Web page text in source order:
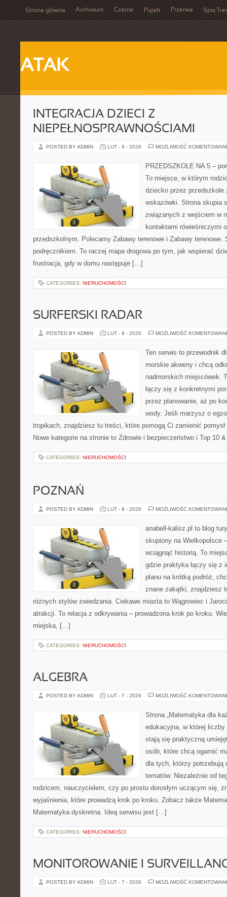
Strona główna Archiwum Czarne Piątek Przerwa Spis
ATAK
INTEGRACJA DZIECI Z
NIEPEŁNOSPRAWNOŚCIAMI
POSTED BY ADMIN LUT - 9 - 2026 MOŻLIWOŚĆ
PRZEDSZKOLE NA 5 –
To miejsce, w którym
dziecko przez przedszkole
wskazówki. Strona skupia
związanych z wejściem w
kontaktami rówieśniczymi
przedszkolnym. Polecamy Zabawy terenowe i Zabawy
podręcznikiem. To raczej mapa drogowa po tym, jak wspierać
frustracja, gdy w domu następuje […]
CATEGORIES: NIERUCHOMOŚCI
SURFERSKI RADAR
POSTED BY ADMIN LUT - 8 - 2026 MOŻLIWOŚĆ
Ten serwis to przewodnik
morskie akweny i chcą
nadmorskich miejscówek.
łączy się z konkretnymi
przez planowanie, aż po
wody. Jeśli marzysz o
tropikach, znajdziesz tu treści, które pomogą Ci zamienić
Nowe kategorie na stronie to Zdrowie i bezpieczeństwo i Top 10
CATEGORIES: NIERUCHOMOŚCI
POZNAŃ
POSTED BY ADMIN LUT - 8 - 2026 MOŻLIWOŚĆ
anabell-kalisz.pl to blog
skupiony na Wielkopolsce
wciągnąć historią. To
gdzie praktyka łączy się z
planu na krótką podróż,
znane zakątki, znajdziesz
różnych stylów zwiedzania. Ciekawe miasta to Wągrowiec i
atrakcji. To relacja z odkrywania – prowadzona krok po kroku.
miejska, […]
CATEGORIES: NIERUCHOMOŚCI
ALGEBRA
POSTED BY ADMIN LUT - 7 - 2026 MOŻLIWOŚĆ
Strona „Matematyka dla
edukacyjna, w której
stają się praktyczną
osób, które chcą ogarnić
dla tych, którzy potrzebują
tematów. Niezależnie od
rodzicem, nauczycielem, czy po prostu dorosłym uczącym się,
wyjaśnienia, które prowadzą krok po kroku. Zobacz także
Matematyka dyskretna. Ideą serwisu jest […]
CATEGORIES: NIERUCHOMOŚCI
MONITOROWANIE I
POSTED BY ADMIN LUT - 7 - 2026 MOŻLIWOŚĆ